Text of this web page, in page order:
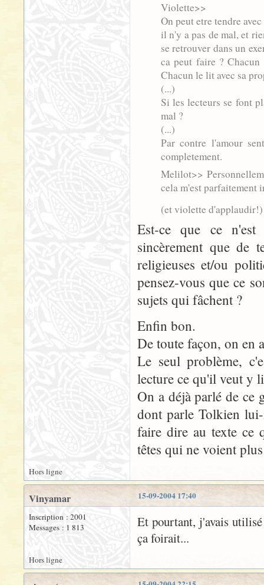
Violette>>
On peut etre tendre
il n'y a pas de mal, et
se retrouver dans un
ca peut faire ?
Chacun le lit avec sa
(...)
Si les lecteurs se font
mal ?
(...)
Par contre l'amour
completement.
Melilot>>
cela m'est parfaitement
(et violette d'applaudir!)
Est-ce que ce
sincèrement que de
religieuses et/ou
pensez-vous que ce
sujets qui fâchent ?
Enfin bon.
De toute façon, on en
Le seul problème,
lecture ce qu'il veut y
On a déjà parlé de ce
dont parle Tolkien
faire dire au texte ce
têtes qui ne voient
Hors ligne
15-09-2004 17:40
Vinyamar
Inscription : 2001
Messages : 1 813
Et pourtant, j'avais utilisé
ça foirait...
Hors ligne